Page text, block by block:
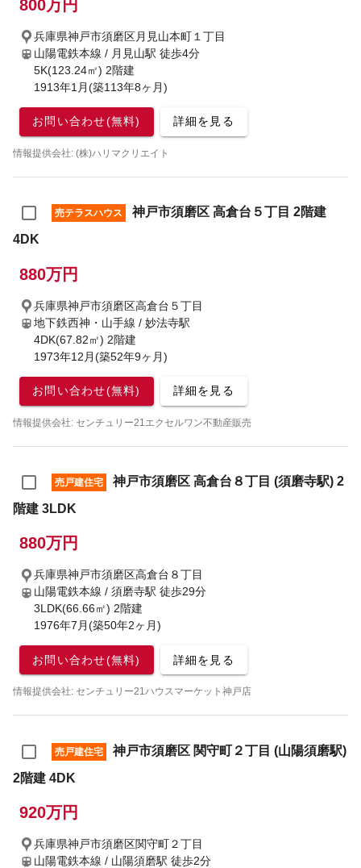
800万円
兵庫県神戸市須磨区月見山本町１丁目
山陽電鉄本線 / 月見山駅 徒歩4分
5K(123.24㎡) 2階建
1913年1月(築113年8ヶ月)
お問い合わせ(無料) 詳細を見る
情報提供会社: (株)ハリマクリエイト
売テラスハウス
神戸市須磨区 高倉台５丁目 2階建
4DK
880万円
兵庫県神戸市須磨区高倉台５丁目
地下鉄西神・山手線 / 妙法寺駅
4DK(67.82㎡) 2階建
1973年12月(築52年9ヶ月)
お問い合わせ(無料) 詳細を見る
情報提供会社: センチュリー21エクセルワン不動産販売
売戸建住宅
神戸市須磨区 高倉台８丁目 (須磨寺駅) 2
階建 3LDK
880万円
兵庫県神戸市須磨区高倉台８丁目
山陽電鉄本線 / 須磨寺駅 徒歩29分
3LDK(66.66㎡) 2階建
1976年7月(築50年2ヶ月)
お問い合わせ(無料) 詳細を見る
情報提供会社: センチュリー21ハウスマーケット神戸店
売戸建住宅
神戸市須磨区 関守町２丁目 (山陽須磨駅)
2階建 4DK
920万円
兵庫県神戸市須磨区関守町２丁目
山陽電鉄本線 / 山陽須磨駅 徒歩2分